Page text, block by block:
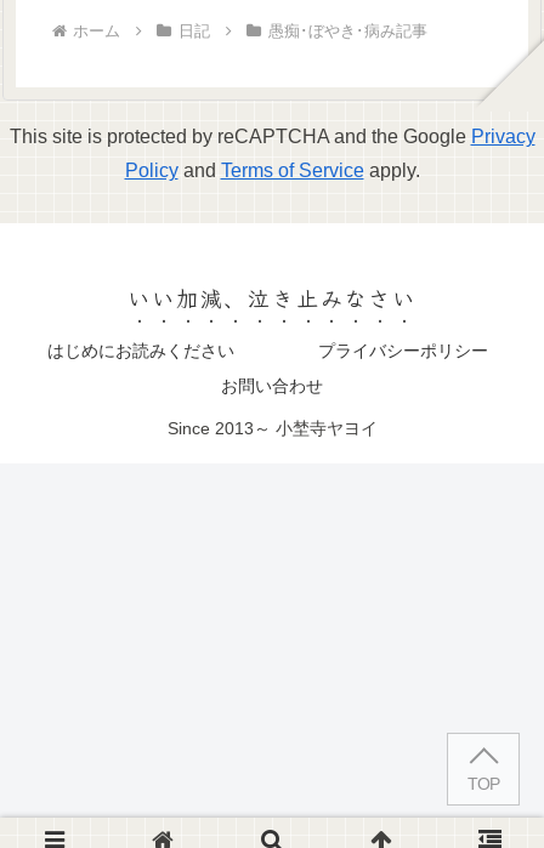
ホーム 日記 愚痴･ぼやき･病み記事
This site is protected by reCAPTCHA and the Google Privacy
Policyand Terms of Serviceapply.
いい加減、泣き止みなさい
はじめにお読みください
プライバシーポリシー
お問い合わせ
Since 2013～ 小埜寺ヤヨイ
TOP